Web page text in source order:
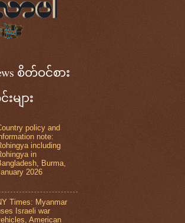
စိတ်ဝင်စား
ျား
policy and
note:
including
in
Burma,
2026
Times: Myanmar
Israeli war
American